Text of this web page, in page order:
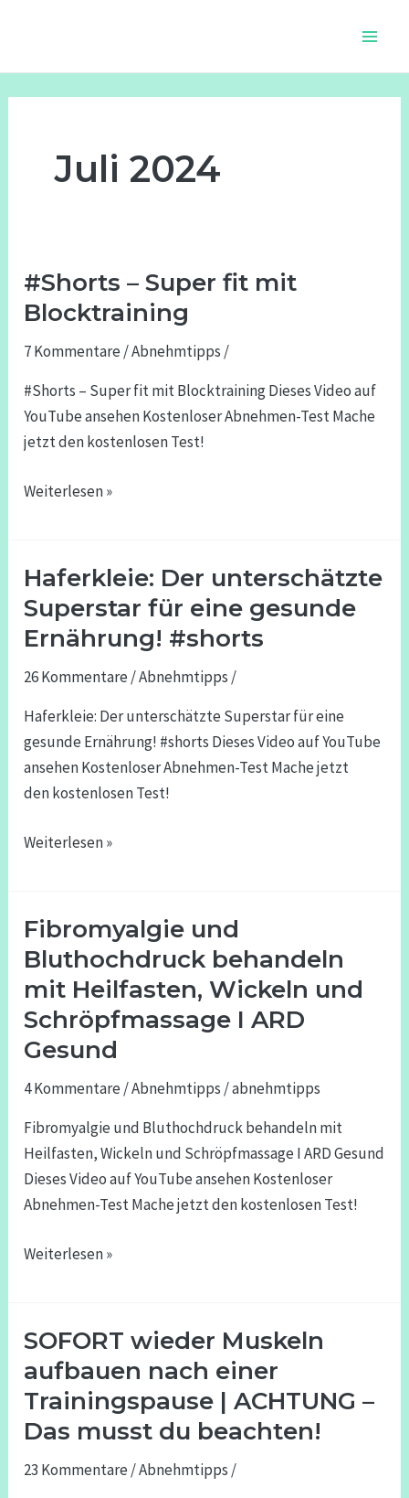
Juli 2024
#Shorts – Super fit mit
Blocktraining
7 Kommentare /Abnehmtipps /
#Shorts – Super fit mit Blocktraining Dieses Video auf
YouTube ansehen Kostenloser Abnehmen-Test Mache
jetzt den kostenlosen Test!
#Shorts
–
fit
mit
Blocktraining
Weiterlesen »
Haferkleie: Der unterschätzte
Superstar für eine gesunde
Ernährung! #shorts
26 Kommentare /Abnehmtipps /
Haferkleie: Der unterschätzte Superstar für eine
gesunde Ernährung! #shorts Dieses Video auf YouTube
ansehen Kostenloser Abnehmen-Test Mache jetzt
den kostenlosen Test!
Haferkleie:
Der
unterschätzte
Superstar
für
Ernährung!
Weiterlesen »
Fibromyalgie und
Bluthochdruck behandeln
mit Heilfasten, Wickeln und
Schröpfmassage I ARD
Gesund
4 Kommentare /Abnehmtipps /abnehmtipps
Fibromyalgie und Bluthochdruck behandeln mit
Heilfasten, Wickeln und Schröpfmassage I ARD Gesund
Dieses Video auf YouTube ansehen Kostenloser
Abnehmen-Test Mache jetzt den kostenlosen Test!
Fibromyalgie
und
Bluthochdruck
behandeln
mit
Heilfasten,
Wickeln
Schröpfmassage
I
ARD
Gesund
Weiterlesen »
SOFORT wieder Muskeln
aufbauen nach einer
Trainingspause | ACHTUNG –
Das musst du beachten!
23 Kommentare /Abnehmtipps /
SOFORT
wieder
Muskeln
aufbauen
nach
einer